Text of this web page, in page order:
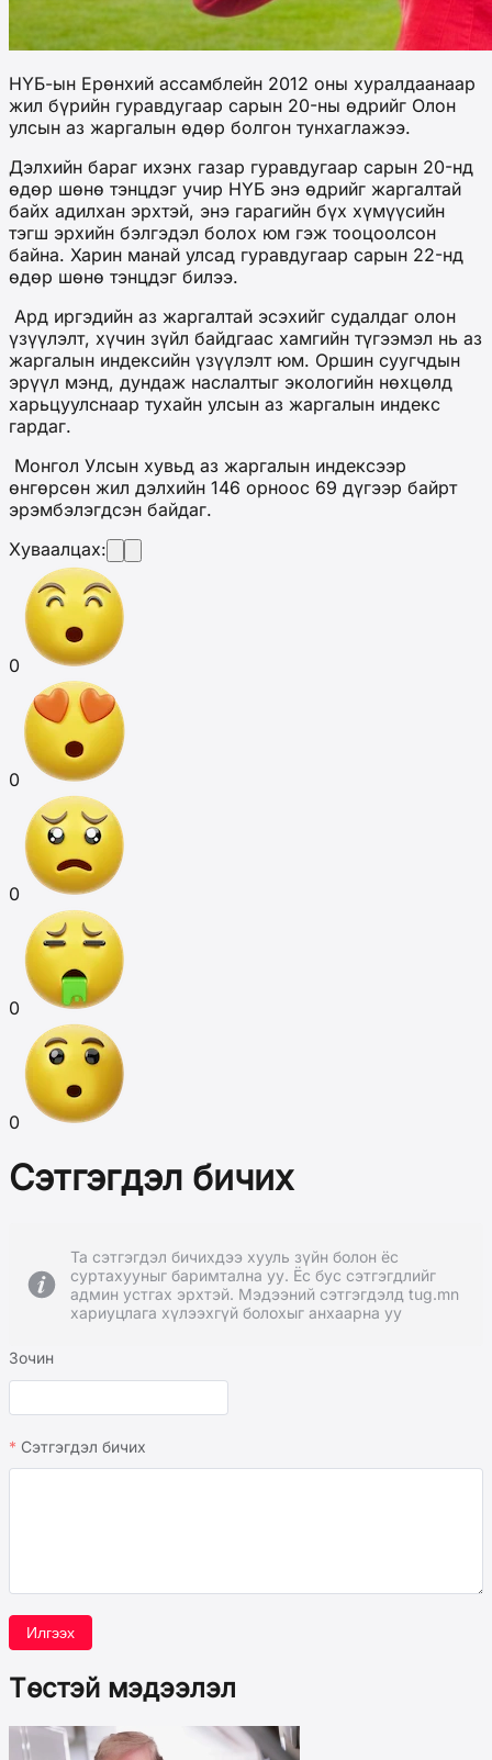
НҮБ-ын Ерөнхий ассамблейн 2012 оны хуралдаанаар
жил бүрийн гуравдугаар сарын 20-ны өдрийг Олон
улсын аз жаргалын өдөр болгон тунхаглажээ.
Дэлхийн бараг ихэнх газар гуравдугаар сарын 20-нд
өдөр шөнө тэнцдэг учир НҮБ энэ өдрийг жаргалтай
байх адилхан эрхтэй, энэ гарагийн бүх хүмүүсийн
тэгш эрхийн бэлгэдэл болох юм гэж тооцоолсон
байна. Харин манай улсад гуравдугаар сарын 22-нд
өдөр шөнө тэнцдэг билээ.
Ард иргэдийн аз жаргалтай эсэхийг судалдаг олон
үзүүлэлт, хүчин зүйл байдгаас хамгийн түгээмэл нь аз
жаргалын индексийн үзүүлэлт юм. Оршин суугчдын
эрүүл мэнд, дундаж наслалтыг экологийн нөхцөлд
харьцуулснаар тухайн улсын аз жаргалын индекс
гардаг.
Монгол Улсын хувьд аз жаргалын индексээр
өнгөрсөн жил дэлхийн 146 орноос 69 дүгээр байрт
эрэмбэлэгдсэн байдаг.
Хуваалцах:
0
0
0
0
0
Сэтгэгдэл бичих
Та сэтгэгдэл бичихдээ хууль зүйн болон ёс
суртахууныг баримтална уу. Ёс бус сэтгэгдлийг
админ устгах эрхтэй. Мэдээний сэтгэгдэлд tug.mn
хариуцлага хүлээхгүй болохыг анхаарна уу
Зочин
Сэтгэгдэл бичих
Илгээх
Төстэй мэдээлэл